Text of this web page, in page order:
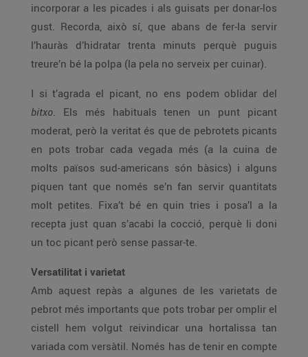
incorporar a les picades i als guisats per donar-los
gust. Recorda, això sí, que abans de fer-la servir
l’hauràs d’hidratar trenta minuts perquè puguis
treure’n bé la polpa (la pela no serveix per cuinar).
I si t’agrada el picant, no ens podem oblidar del
bitxo. Els més habituals tenen un punt picant
moderat, però la veritat és que de pebrotets picants
en pots trobar cada vegada més (a la cuina de
molts països sud-americans són bàsics) i alguns
piquen tant que només se’n fan servir quantitats
molt petites. Fixa’t bé en quin tries i posa’l a la
recepta just quan s’acabi la cocció, perquè li doni
un toc picant però sense passar-te.
Versatilitat i varietat
Amb aquest repàs a algunes de les varietats de
pebrot més importants que pots trobar per omplir el
cistell hem volgut reivindicar una hortalissa tan
variada com versàtil. Només has de tenir en compte